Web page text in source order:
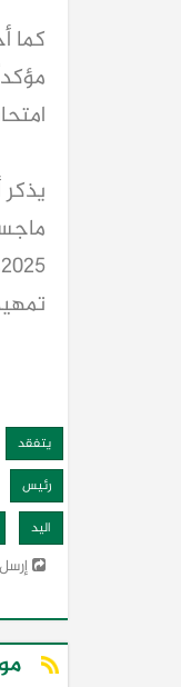
كما
٢٠٢٥م، ويخضع لاختبارات الدبلومات الجديدة ٦٢٨ طالبا
تمهيدى
يتفقد
رئيس
اليد